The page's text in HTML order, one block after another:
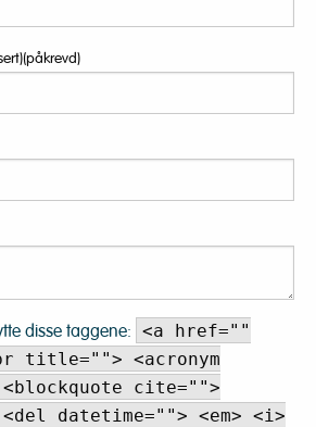
disse taggene: <a href=""
title=""> <acronym
cite="">
datetime=""> <em> <i>